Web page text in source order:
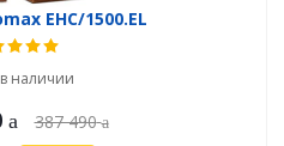
EHC/1500.EL
в наличии
387 490